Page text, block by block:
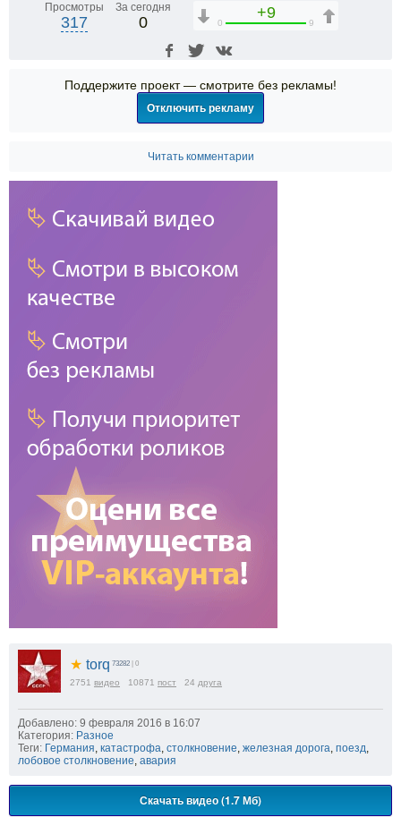
Просмотры
317
За сегодня
0
+9
0 9
Поддержите проект — смотрите без рекламы!
Отключить рекламу
Читать комментарии
★ torq 73282 | 0
2751 видео 10871 пост 24 друга
Добавлено: 9 февраля 2016 в 16:07
Категория: Разное
Теги: Германия, катастрофа, столкновение, железная дорога, поезд,
лобовое столкновение, авария
Скачать видео (1.7 Мб)